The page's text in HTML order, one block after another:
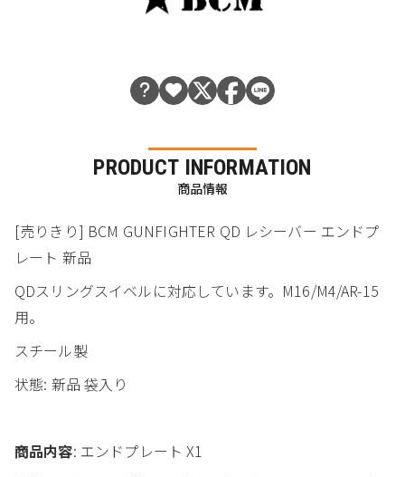
PRODUCT INFORMATION
商品情報
[売りきり] BCM GUNFIGHTER QD レシーバー エンドプ
レート 新品
QDスリングスイベルに対応しています。M16/M4/AR-15
用。
スチール製
状態: 新品 袋入り
商品内容: エンドプレート X1